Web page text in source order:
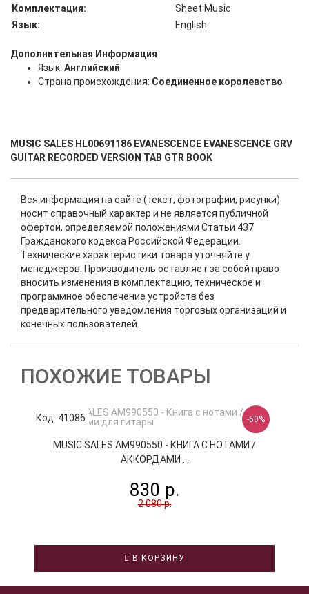
Комплектация:
Sheet Music
Язык:
English
Дополнительная Информация
Язык: Английский
Страна происхождения: Соединенное королевство
MUSIC SALES HL00691186 EVANESCENCE EVANESCENCE GRV
GUITAR RECORDED VERSION TAB GTR BOOK
Вся информация на сайте (текст, фотографии, рисунки)
носит справочный характер и не является публичной
офертой, определяемой положениями Статьи 437
Гражданского кодекса Российской Федерации.
Технические характеристики товара уточняйте у
менеджеров. Производитель оставляет за собой право
вносить изменения в комплектацию, техническое и
программное обеспечение устройств без
предварительного уведомления торговых организаций и
конечных пользователей.
ПОХОЖИЕ ТОВАРЫ
Код: 41086 -60%
MUSIC SALES AM990550 - КНИГА С НОТАМИ /
АККОРДАМИ ...
830 р.
2 080 р.
В КОРЗИНУ